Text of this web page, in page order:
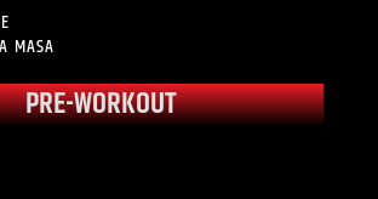
MASA
PRE-WORKOUT